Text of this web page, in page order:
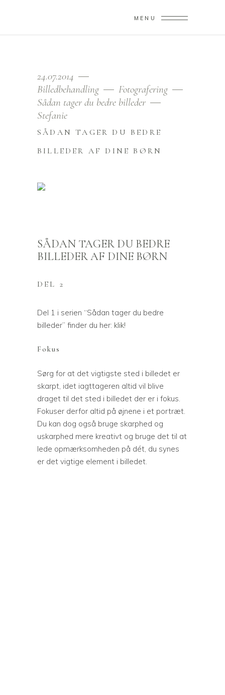
MENU
24.07.2014
Billedbehandling
Fotografering
Sådan tager du bedre billeder
Stefanie
SÅDAN TAGER DU BEDRE
BILLEDER AF DINE BØRN
SÅDAN TAGER DU BEDRE
BILLEDER AF DINE BØRN
DEL 2
Del 1 i serien “Sådan tager du bedre
billeder” finder du her: klik!
Fokus
Sørg for at det vigtigste sted i billedet er
skarpt, idet iagttageren altid vil blive
draget til det sted i billedet der er i fokus.
Fokuser derfor altid på øjnene i et portræt.
Du kan dog også bruge skarphed og
uskarphed mere kreativt og bruge det til at
lede opmærksomheden på dét, du synes
er det vigtige element i billedet.